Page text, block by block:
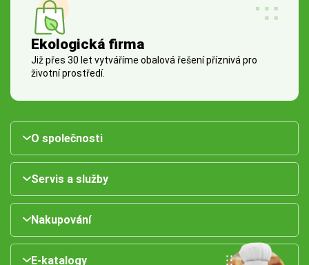
Ekologická firma
Již přes 30 let vytváříme obalová řešení příznivá pro
životní prostředí.
O společnosti
Servis a služby
Nakupování
E-katalogy